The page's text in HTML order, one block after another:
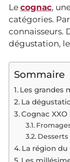
Le cognac,
catégories.
connaisseurs.
dégustation,
Sommaire
Les grandes
La
Cognac
Desserts
La région du